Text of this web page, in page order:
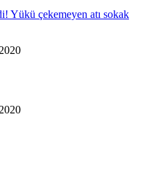
Yükü çekemeyen atı sokak